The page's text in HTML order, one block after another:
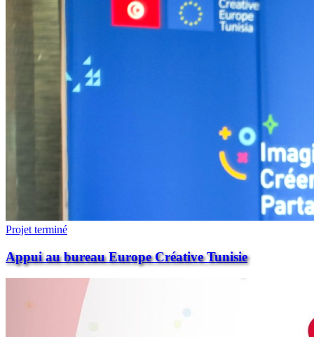
Projet terminé
Appui au bureau Europe Créative Tunisie